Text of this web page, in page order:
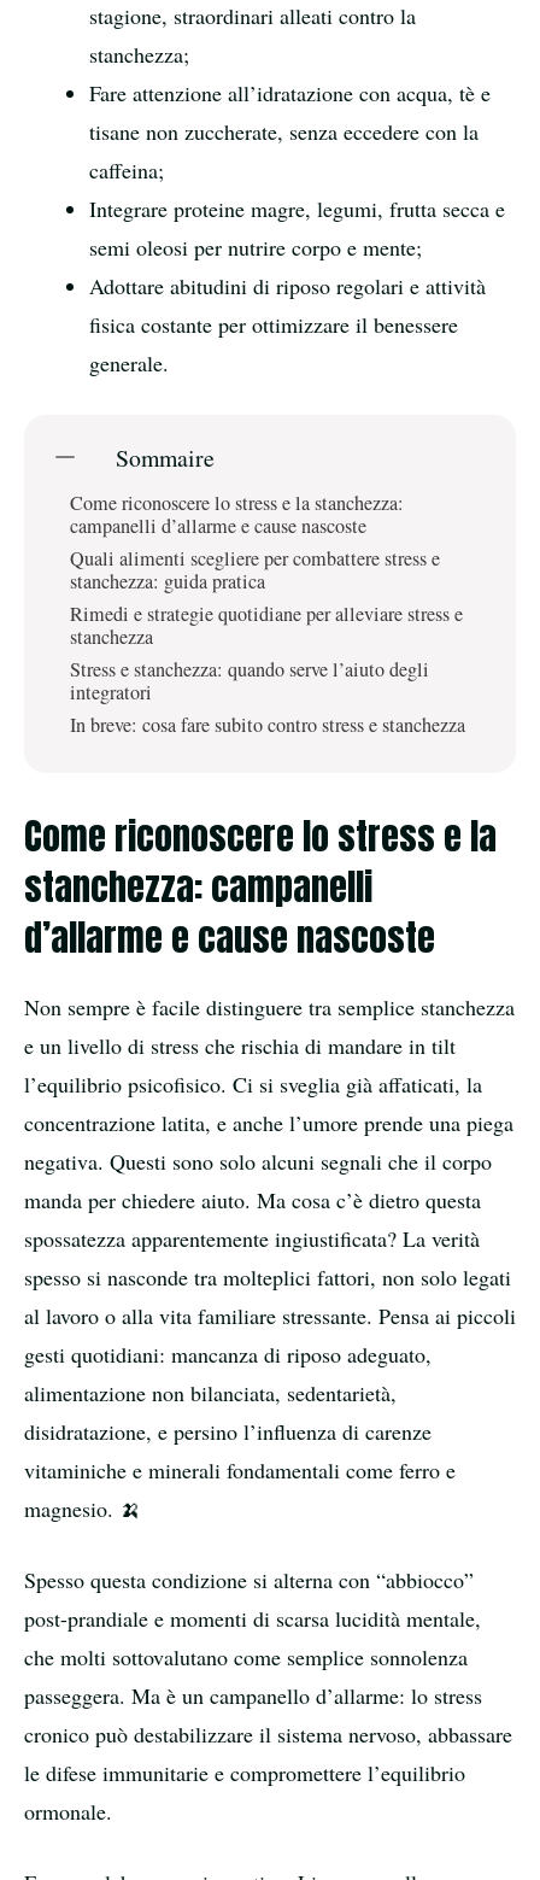
stagione, straordinari alleati contro la
stanchezza;
Fare attenzione all’idratazione con acqua, tè e
tisane non zuccherate, senza eccedere con la
caffeina;
Integrare proteine magre, legumi, frutta secca e
semi oleosi per nutrire corpo e mente;
Adottare abitudini di riposo regolari e attività
fisica costante per ottimizzare il benessere
generale.
Sommaire
Come riconoscere lo stress e la stanchezza:
campanelli d’allarme e cause nascoste
Quali alimenti scegliere per combattere stress e
stanchezza: guida pratica
Rimedi e strategie quotidiane per alleviare stress e
stanchezza
Stress e stanchezza: quando serve l’aiuto degli
integratori
In breve: cosa fare subito contro stress e stanchezza
Come riconoscere lo stress e la
stanchezza: campanelli
d’allarme e cause nascoste
Non sempre è facile distinguere tra semplice stanchezza
e un livello di stress che rischia di mandare in tilt
l’equilibrio psicofisico. Ci si sveglia già affaticati, la
concentrazione latita, e anche l’umore prende una piega
negativa. Questi sono solo alcuni segnali che il corpo
manda per chiedere aiuto. Ma cosa c’è dietro questa
spossatezza apparentemente ingiustificata? La verità
spesso si nasconde tra molteplici fattori, non solo legati
al lavoro o alla vita familiare stressante. Pensa ai piccoli
gesti quotidiani: mancanza di riposo adeguato,
alimentazione non bilanciata, sedentarietà,
disidratazione, e persino l’influenza di carenze
vitaminiche e minerali fondamentali come ferro e
magnesio. 🍌
Spesso questa condizione si alterna con “abbiocco”
post-prandiale e momenti di scarsa lucidità mentale,
che molti sottovalutano come semplice sonnolenza
passeggera. Ma è un campanello d’allarme: lo stress
cronico può destabilizzare il sistema nervoso, abbassare
le difese immunitarie e compromettere l’equilibrio
ormonale.